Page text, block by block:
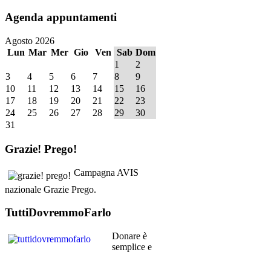
Agenda appuntamenti
Agosto 2026
Lun Mar Mer Gio Ven Sab Dom
1
2
3
4 5 6 7 8
9
10
11 12 13 14 15
16
17
18 19 20 21 22
23
24
25 26 27 28 29
30
31
Grazie! Prego!
Campagna AVIS
nazionale Grazie Prego.
TuttiDovremmoFarlo
Donare è
semplice e